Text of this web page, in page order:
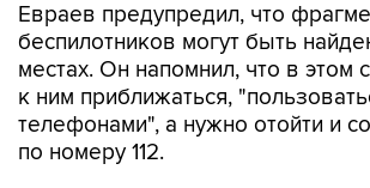
Евраев предупредил, что
беспилотников могут быть
местах. Он напомнил, что в этом
к ним приближаться,
телефонами", а нужно отойти и
по номеру 112.